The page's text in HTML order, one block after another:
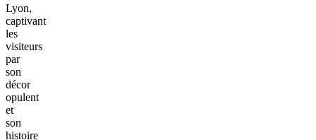
Lyon,
captivant
les
visiteurs
par
son
décor
opulent
et
son
histoire